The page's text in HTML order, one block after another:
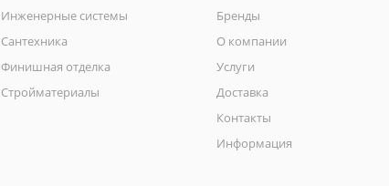
Инженерные системы
Сантехника
Финишная отделка
Стройматериалы
Бренды
О компании
Услуги
Доставка
Контакты
Информация